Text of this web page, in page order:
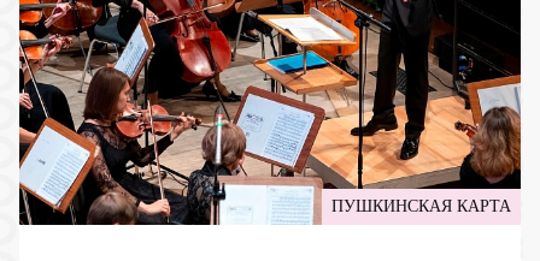
ПУШКИНСКАЯ КАРТА